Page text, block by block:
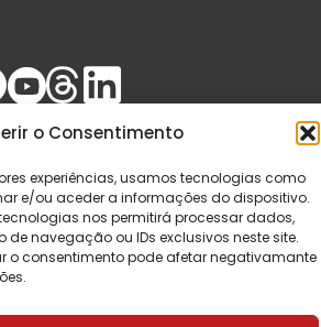
o Consentimento
experiências, usamos tecnologias como
e/ou aceder a informações do dispositivo.
nos permitirá processar dados,
navegação ou IDs exclusivos neste site.
o consentimento pode afetar negativamante
Saída de Emergência. Todos os
reservados.